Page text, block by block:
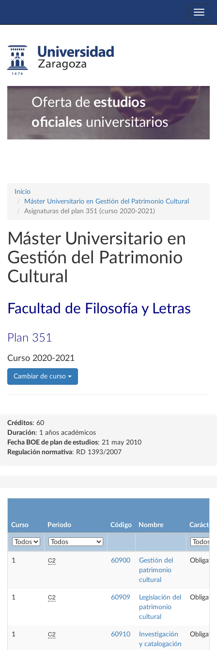
Oferta de estudios
oficiales universitarios
Inicio
Máster Universitario en Gestión del Patrimonio Cultural
Asignaturas del plan 351 (curso 2020-2021)
Máster Universitario en
Gestión del Patrimonio
Cultural
Facultad de Filosofía y Letras
Plan 351
Curso 2020-2021
Cambiar de curso
Créditos: 60
Duración: 1 años académicos
Fecha BOE de plan de estudios: 21 may 2010
Regulación normativa: RD 1393/2007
Curso Periodo Código Nombre Carácter
1 C2 60900
Gestión del
patrimonio
cultural
1 C2 60909
Legislación del
patrimonio
cultural
1 C2 60910
Investigación
y catalogación